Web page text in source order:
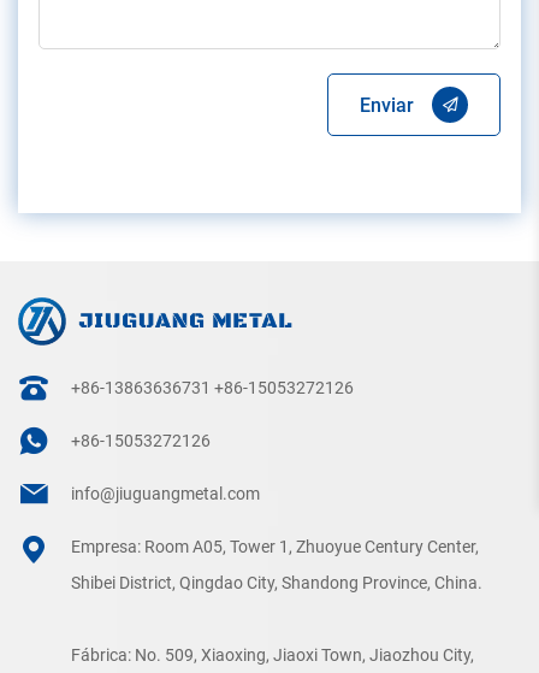
Enviar
+86-13863636731 +86-15053272126
+86-15053272126
info@jiuguangmetal.com
Empresa: Room A05, Tower 1, Zhuoyue Century Center,
Shibei District, Qingdao City, Shandong Province, China.
Fábrica: No. 509, Xiaoxing, Jiaoxi Town, Jiaozhou City,